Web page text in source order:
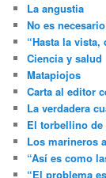
La angustia
No es
“Hasta la vista,
Ciencia y salud
Matapiojos
Carta al editor
La verdadera
El torbellino
Los marineros
“Así es como
“El problema